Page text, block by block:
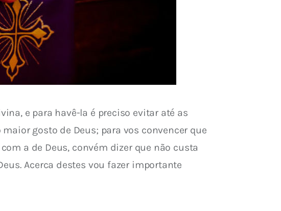
e para havê-la é preciso evitar até as
gosto de Deus; para vos convencer que
a de Deus, convém dizer que não custa
Acerca destes vou fazer importante